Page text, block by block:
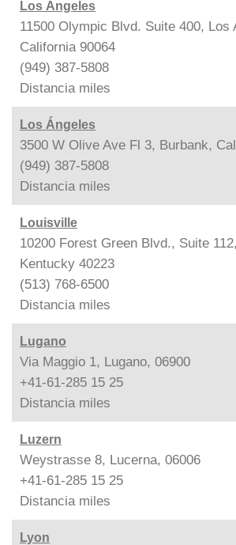
Los Ángeles
11500 Olympic Blvd. Suite 400, Los
California 90064
(949) 387-5808
Distancia miles
Los Ángeles
3500 W Olive Ave Fl 3, Burbank,
(949) 387-5808
Distancia miles
Louisville
10200 Forest Green Blvd., Suite
Kentucky 40223
(513) 768-6500
Distancia miles
Lugano
Via Maggio 1, Lugano, 06900
+41-61-285 15 25
Distancia miles
Luzern
Weystrasse 8, Lucerna, 06006
+41-61-285 15 25
Distancia miles
Lyon